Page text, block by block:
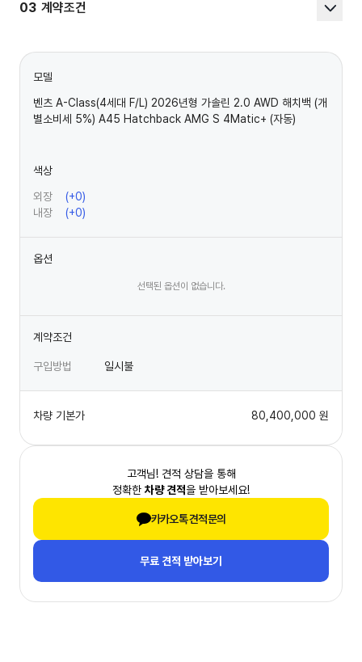
03 계약조건
모델
벤츠 A-Class(4세대 F/L) 2026년형 가솔린 2.0 AWD 해치백 (개
별소비세 5%) A45 Hatchback AMG S 4Matic+ (자동)
색상
외장
(+0)
내장
(+0)
옵션
선택된 옵션이 없습니다.
계약조건
구입방법 일시불
차량 기본가 80,400,000 원
고객님! 견적 상담을 통해
정확한 차량 견적을 받아보세요!
카카오톡 견적문의
무료 견적 받아보기